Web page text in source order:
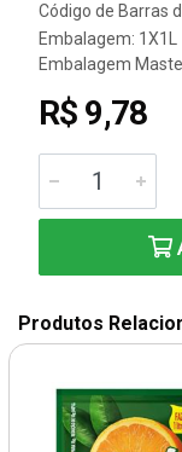
Código de Barras
Embalagem: 1X1L
Embalagem
R$ 9,78
Produtos